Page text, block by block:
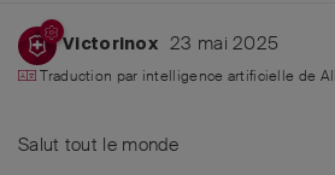
Victorinox 23 mai 2025
Traduction par intelligence artificielle de
Salut tout le monde